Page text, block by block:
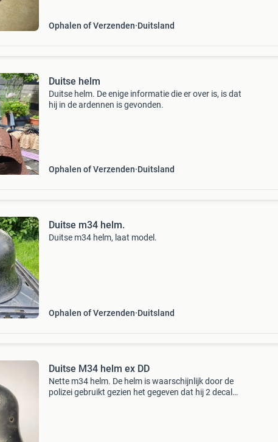
Ophalen of Verzenden Duitsland
Duitse helm
Duitse helm. De enige informatie die er over is, is dat
hij in de ardennen is gevonden.
Ophalen of Verzenden Duitsland
Duitse m34 helm.
Duitse m34 helm, laat model.
Ophalen of Verzenden Duitsland
Duitse M34 helm ex DD
Nette m34 helm. De helm is waarschijnlijk door de
polizei gebruikt gezien het gegeven dat hij 2 decals